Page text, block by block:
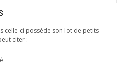
celle-ci possède son lot de petits
citer :